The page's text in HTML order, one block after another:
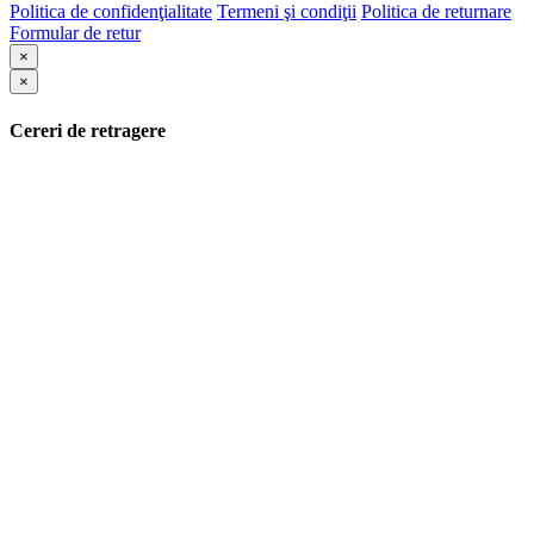
Politica de confidenţialitate Termeni şi condiţii Politica de returnare
Formular de retur
×
×
Cereri de retragere